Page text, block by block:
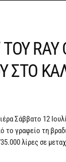
RAY
ΣΤΟ
Σάββατο 12
το γραφείο τη
λίρες σε